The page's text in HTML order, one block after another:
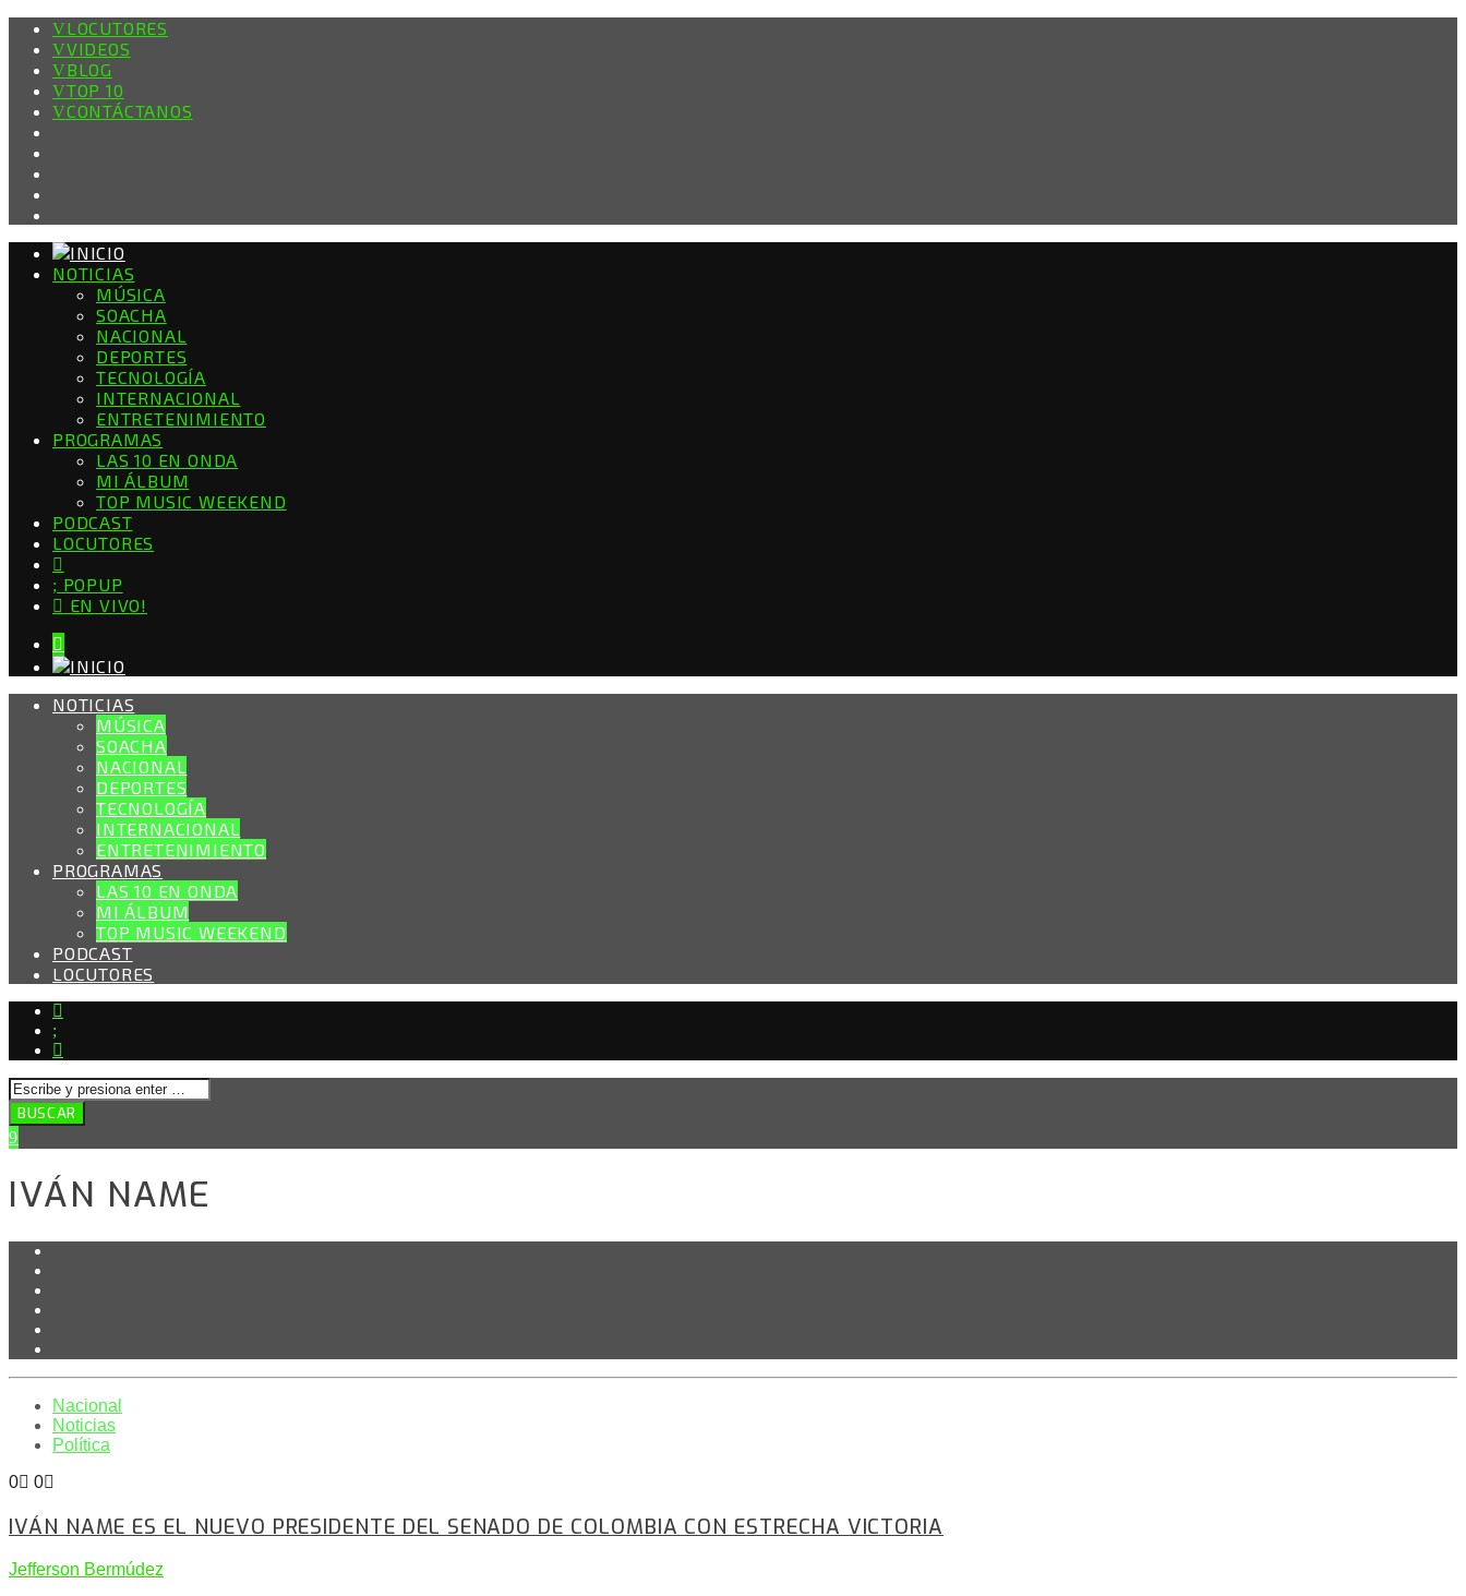
LOCUTORES
VIDEOS
BLOG
TOP 10
CONTÁCTANOS
NOTICIAS
MÚSICA
SOACHA
NACIONAL
DEPORTES
TECNOLOGÍA
INTERNACIONAL
ENTRETENIMIENTO
PROGRAMAS
LAS 10 EN ONDA
MI ÁLBUM
TOP MUSIC WEEKEND
PODCAST
LOCUTORES
POPUP
EN VIVO!
NOTICIAS
MÚSICA
SOACHA
NACIONAL
DEPORTES
TECNOLOGÍA
INTERNACIONAL
ENTRETENIMIENTO
PROGRAMAS
LAS 10 EN ONDA
MI ÁLBUM
TOP MUSIC WEEKEND
PODCAST
LOCUTORES
IVÁN NAME
Nacional
Noticias
Política
0
0
IVÁN NAME ES EL NUEVO PRESIDENTE DEL SENADO DE COLOMBIA CON ESTRECHA VICTORIA
Jefferson Bermúdez